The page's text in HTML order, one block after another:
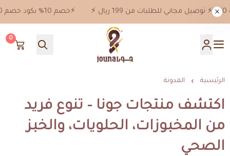
⚡️خصم 10% بكود خصم jn10 علي جميع المنتجات ماعدا خصومات 50%⚡️ توصيل مجاني للطلبات من 199 ريال ⚡️
جونا
0
الرئيسية المدونة
اكتشف منتجات جونا – تنوع فريد
من المخبوزات، الحلويات، والخبز
الصحي